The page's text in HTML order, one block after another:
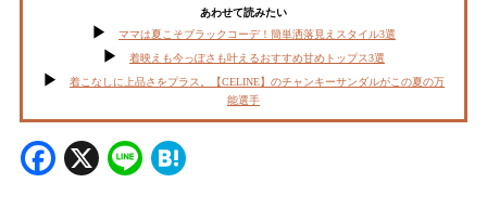
あわせて読みたい
ママは夏こそブラックコーデ！簡単洒落見えスタイル3選
着映えも今っぽさも叶えるおすすめ甘めトップス3選
着こなしに上品さをプラス。【CELINE】のチャンキーサンダルがこの夏の万
能選手
Facebook
X Line